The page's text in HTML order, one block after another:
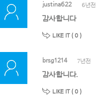
justina622 6년전
감사합니다
LIKE IT ( 0 )
brsg1214 7년전
감사합니다.
LIKE IT ( 0 )